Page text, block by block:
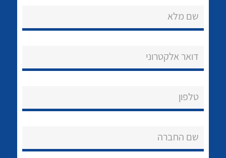
שירותי תמיכה
לכל מוצרי היצרן לכל מוצרי היצרן
שם מלא
דואר אלקטרוני
טלפון
שם החברה